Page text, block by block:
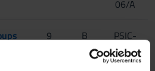
06/A
9 B
PSIC-
03/A